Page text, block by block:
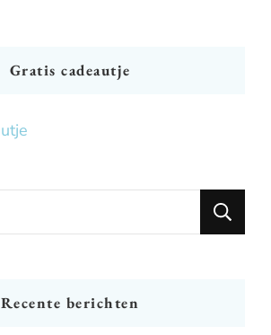
Gratis cadeautje
Recente berichten